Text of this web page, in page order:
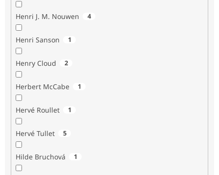
Henri J. M. Nouwen 4
Henri Sanson 1
Henry Cloud 2
Herbert McCabe 1
Hervé Roullet 1
Hervé Tullet 5
Hilde Bruchová 1